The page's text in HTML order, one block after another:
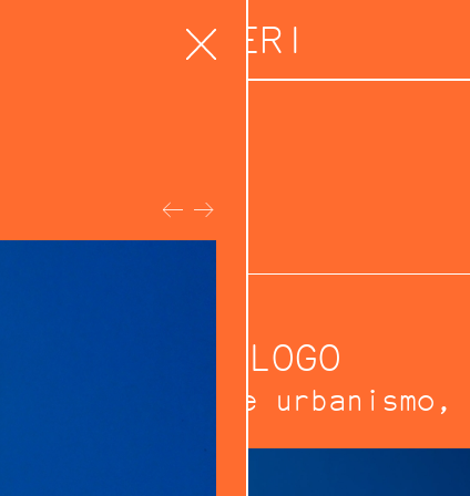
ORERI
CATALOGO
Architettura e urbanismo